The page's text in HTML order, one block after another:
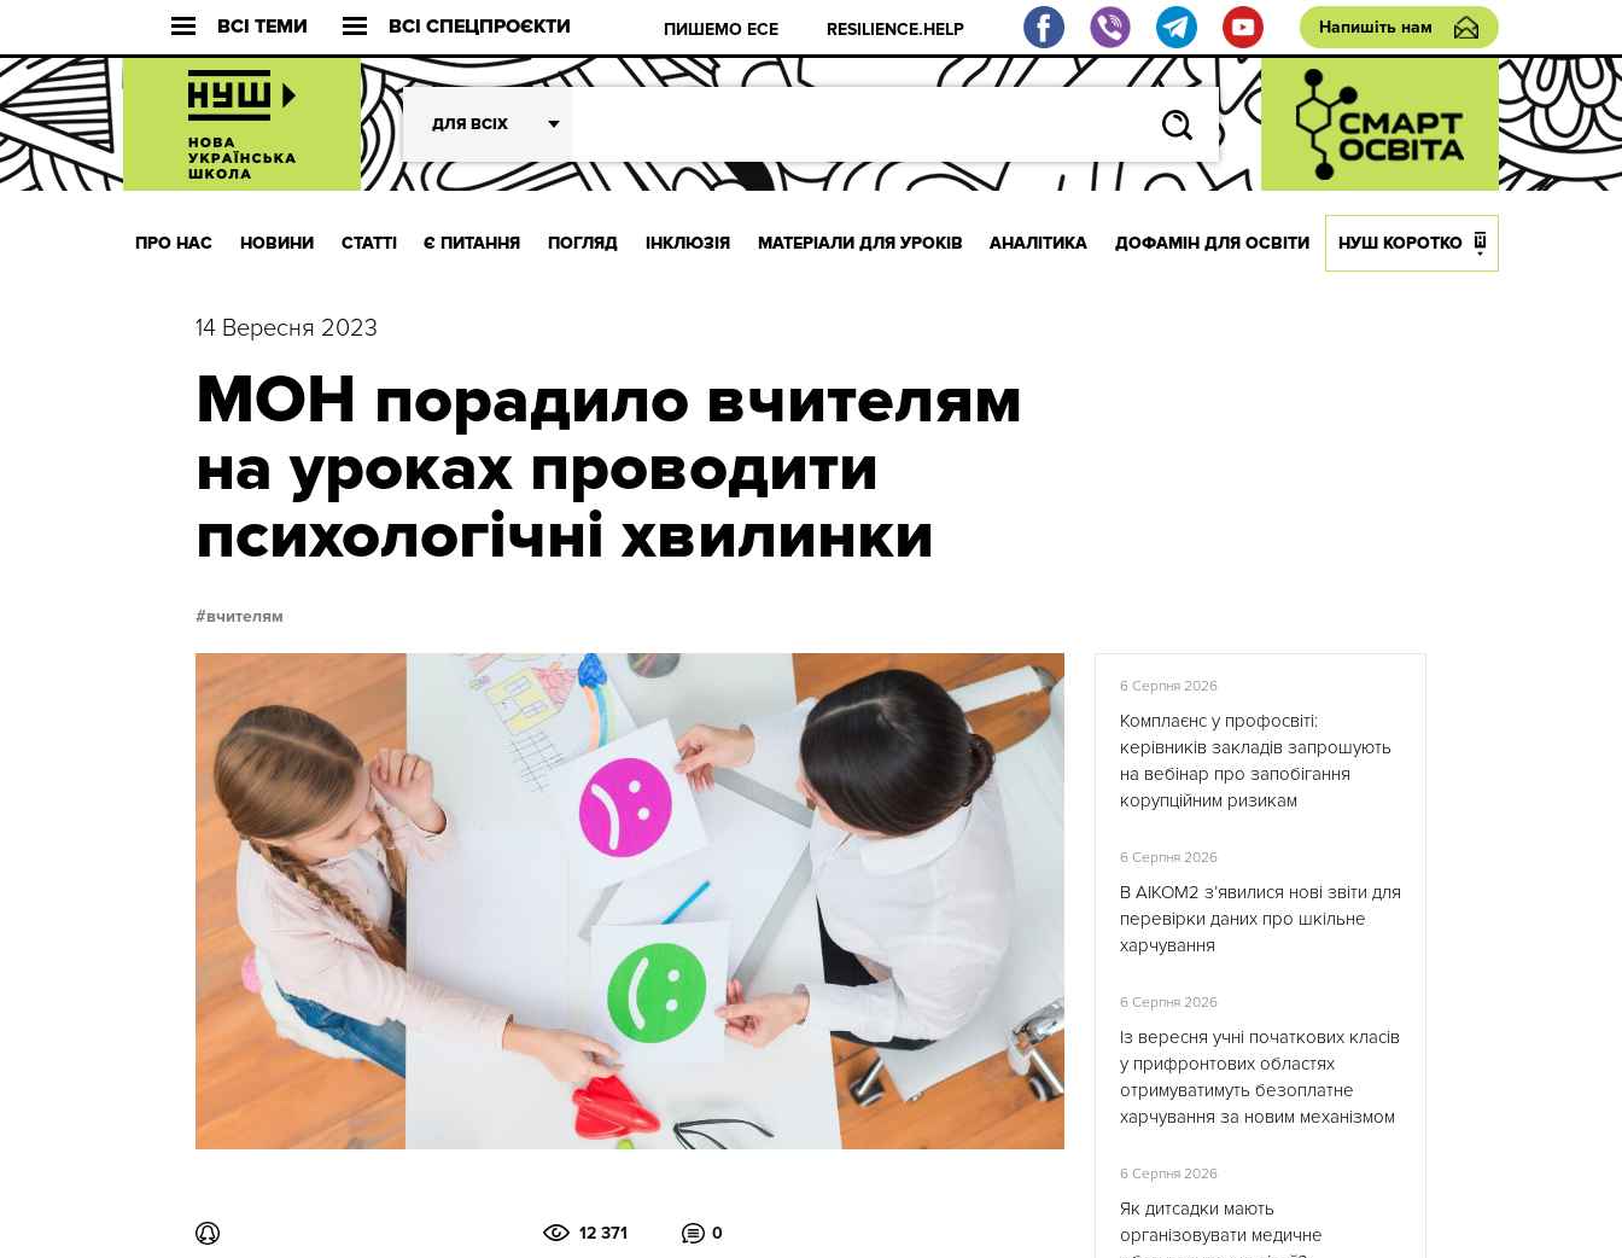
ВСІ ТЕМИ ВСІ СПЕЦПРОЄКТИ ПИШЕМО ЕСЕ RESILIENCE.HELP Напишіть нам
ДЛЯ ВСІХ
ПРО НАС НОВИНИ СТАТТІ Є ПИТАННЯ ПОГЛЯД ІНКЛЮЗІЯ МАТЕРІАЛИ ДЛЯ УРОКІВ АНАЛІТИКА ДОФАМІН ДЛЯ ОСВІТИ НУШ КОРОТКО
14 Вересня 2023
МОН порадило вчителям
на уроках проводити
психологічні хвилинки
вчителям
12 371 0
6 Серпня 2026
Комплаєнс у профосвіті:
керівників закладів запрошують
на вебінар про запобігання
корупційним ризикам
6 Серпня 2026
В АІКОМ2 з’явилися нові звіти для
перевірки даних про шкільне
харчування
6 Серпня 2026
Із вересня учні початкових класів
у прифронтових областях
отримуватимуть безоплатне
харчування за новим механізмом
6 Серпня 2026
Як дитсадки мають
організовувати медичне